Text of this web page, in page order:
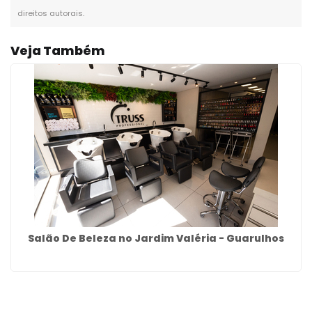
direitos autorais.
Veja Também
Salão De Beleza no Jardim Valéria - Guarulhos